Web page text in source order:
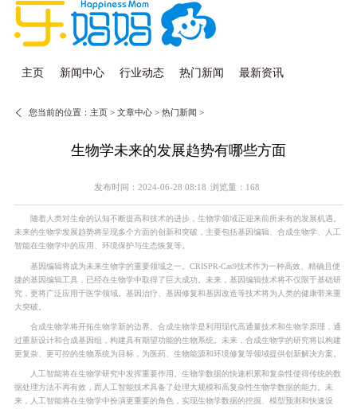
主页 新闻中心 行业动态 热门新闻 最新资讯
您当前的位置：主页 >文章中心 >热门新闻 >
生物学未来的发展趋势有哪些方面
发布时间：2024-06-28 08:18 浏览量：168
随着人类对生命的认知不断提高和技术的进步，生物学领域正迎来前所未有的发展机遇。
未来的生物学发展趋势将呈现多个方面的创新和突破，主要包括基因编辑、合成生物学、人工
智能在生物学中的应用、环境保护与生态恢复等。
基因编辑将成为未来生物学的重要领域之一。CRISPR-Cas9技术作为一种高效、精确且便
捷的基因编辑工具，已经在生物学中取得了巨大成功。未来，基因编辑技术将不仅限于基础研
究，更将广泛应用于医学领域。基因治疗、基因修复和基因改造等技术将为人类的健康带来重
大突破。
合成生物学将开拓生物学新的边界。合成生物学是利用现代高通量技术和生物学原理，通
过重新设计和合成基因组，构建具有期望功能的生物系统。未来，合成生物学的研究将以构建
更复杂、更可控的生物系统为目标，为医药、生物能源和环境修复等领域提供创新解决方案。
人工智能将在生物学研究中发挥重要作用。生物学数据的快速积累和复杂性使得传统的数
据处理方法不再有效，而人工智能技术具备了处理大规模和高复杂性生物学数据的能力。未
来，人工智能将在生物学中扮演更重要的角色，实现生物学数据的挖掘、模型预测和快速设